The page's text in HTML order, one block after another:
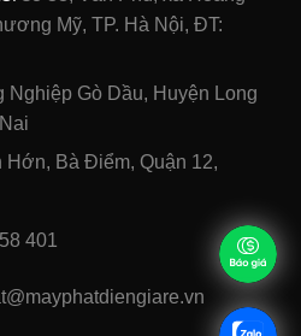
Mỹ, TP. Hà Nội, ĐT:
Nghiệp Gò Dầu, Huyện Long
Hớn, Bà Điểm, Quận 12,
401